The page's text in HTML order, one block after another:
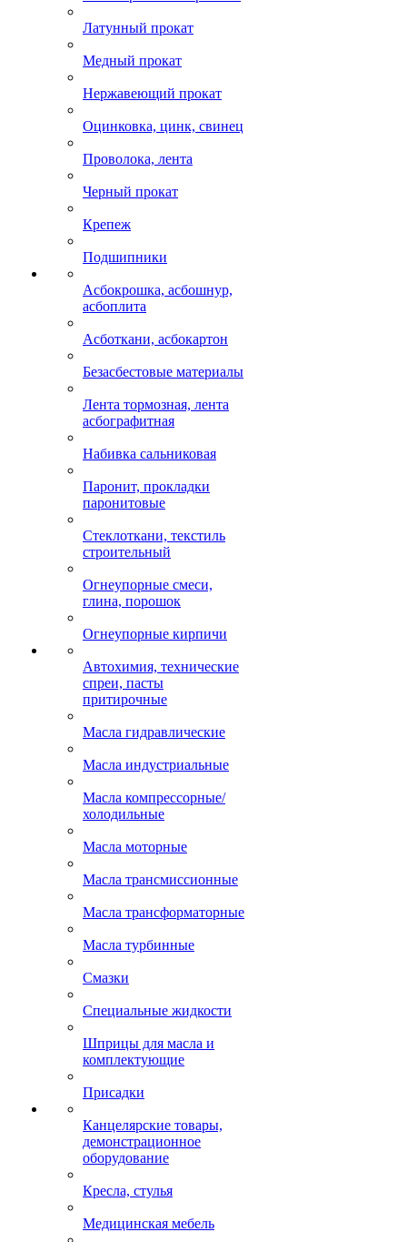
Латунный прокат
Медный прокат
Нержавеющий прокат
Оцинковка, цинк, свинец
Проволока, лента
Черный прокат
Крепеж
Подшипники
Асбокрошка, асбошнур,
асбоплита
Асботкани, асбокартон
Безасбестовые материалы
Лента тормозная, лента
асбографитная
Набивка сальниковая
Паронит, прокладки
паронитовые
Стеклоткани, текстиль
строительный
Огнеупорные смеси,
глина, порошок
Огнеупорные кирпичи
Автохимия, технические
спреи, пасты
притирочные
Масла гидравлические
Масла индустриальные
Масла компрессорные/
холодильные
Масла моторные
Масла трансмиссионные
Масла трансформаторные
Масла турбинные
Смазки
Специальные жидкости
Шприцы для масла и
комплектующие
Присадки
Канцелярские товары,
демонстрационное
оборудование
Кресла, стулья
Медицинская мебель